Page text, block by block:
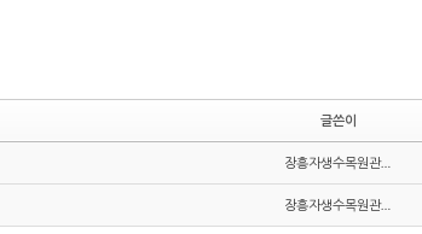
글쓴이
장흥자생수목원관리자
장흥자생수목원관리자